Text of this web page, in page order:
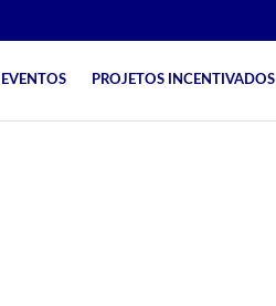
EVENTOS PROJETOS INCENTIVADOS